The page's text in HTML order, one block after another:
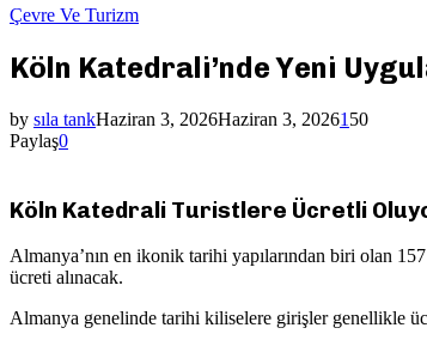
Çevre Ve Turizm
Köln Katedrali’nde Yeni
by sıla tankHaziran 3, 2026Haziran 3, 20261 50
Paylaş0
Köln Katedrali Turistlere Ücretli
Almanya’nın en ikonik tarihi yapılarından biri olan
ücreti alınacak.
Almanya genelinde tarihi kiliselere girişler genellikle